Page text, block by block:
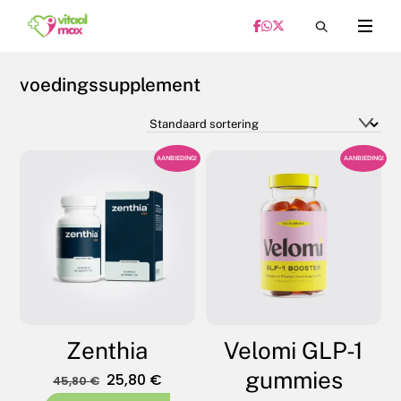
Menu
voedingssupplement
AANBIEDING!
Zenthia
45,80€ Oorspronkelijke
25,80 €Huidige
AANBIEDING!
Velomi GLP-1
gummies